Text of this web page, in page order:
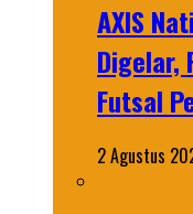
AXIS
Digelar,
Futsal
2 Agustus